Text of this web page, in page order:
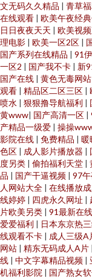
文无码久久精品 | 青草
在线观看 | 欧美午夜经
日日夜夜天天 | 欧美视
理电影 | 欧美一区2区 |
国产系列在线精品 | 91
一区2 | 国产我不卡 | 新
国产在线 | 黄色无毒网站
观看 | 精品区二区三区 |
喷水 | 狠狠撸导航福利 |
黄www| 国产高清一区 |
产精品一级爱 | 操操
影院在线 | 免费精品 | 暖
色区 | 成人影片播放器 |
度另类 | 偷拍福利天堂 |
品 | 国产干逼视频 | 97
人网站大全 | 在线播放成
线婷婷 | 四虎永久网址 |
片欧美另类 | 91最新在线
爱爱福利 | 日本东京热
线观看不卡 | 成人三级A
网站 | 精东无码成人A片 |
线 | 中文字幕精品视频 |
机福利影院 | 国产熟女